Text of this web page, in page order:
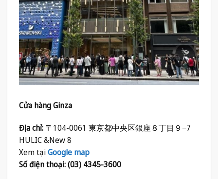
Cửa hàng Ginza
Địa chỉ: 〒104-0061 東京都中央区銀座８丁目９−7
HULIC &New 8
Xem tạiGoogle map
Số điện thoại: (03) 4345-3600